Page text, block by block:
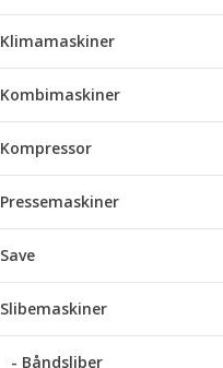
Klimamaskiner
Kombimaskiner
Kompressor
Pressemaskiner
Save
Slibemaskiner
Båndsliber